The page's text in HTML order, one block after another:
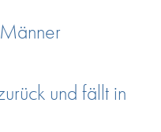
und fällt in